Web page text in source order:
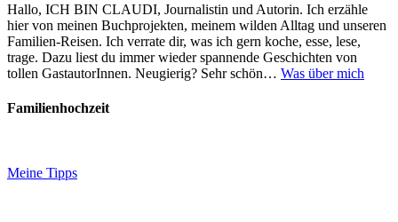
Hallo, ICH BIN CLAUDI, Journalistin und Autorin. Ich erzähle
hier von meinen Buchprojekten, meinem wilden Alltag und unseren
Familien-Reisen. Ich verrate dir, was ich gern koche, esse, lese,
trage. Dazu liest du immer wieder spannende Geschichten von
tollen GastautorInnen. Neugierig? Sehr schön… Was über mich
Familienhochzeit
Meine Tipps